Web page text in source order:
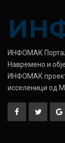
ИНФОМАК
Навремено и
ИНФОМАК
исселеници од